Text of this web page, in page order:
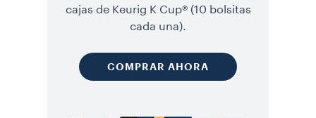
cajas de Keurig K Cup® (10 bolsitas
cada una).
COMPRAR AHORA